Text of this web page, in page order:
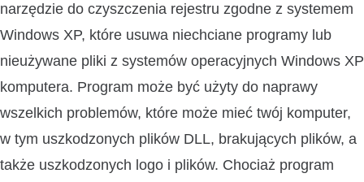
narzędzie do czyszczenia rejestru zgodne z systemem
Windows XP, które usuwa niechciane programy lub
nieużywane pliki z systemów operacyjnych Windows XP
komputera. Program może być użyty do naprawy
wszelkich problemów, które może mieć twój komputer,
w tym uszkodzonych plików DLL, brakujących plików, a
także uszkodzonych logo i plików. Chociaż program